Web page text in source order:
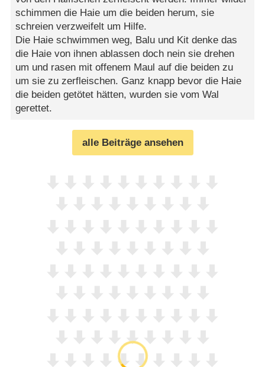
schimmen die Haie um die beiden herum, sie
schreien verzweifelt um Hilfe.
Die Haie schwimmen weg, Balu und Kit denke das
die Haie von ihnen ablassen doch nein sie drehen
um und rasen mit offenem Maul auf die beiden zu
um sie zu zerfleischen. Ganz knapp bevor die Haie
die beiden getötet hätten, wurden sie vom Wal
gerettet.
alle Beiträge ansehen